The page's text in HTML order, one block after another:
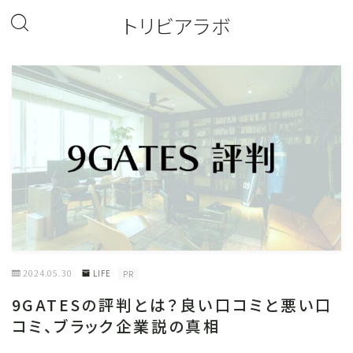
トリビアラボ
2024.05.30 LIFE PR
9GATESの評判とは？良い口コミと悪い口
コミ、ブラック企業説の真相